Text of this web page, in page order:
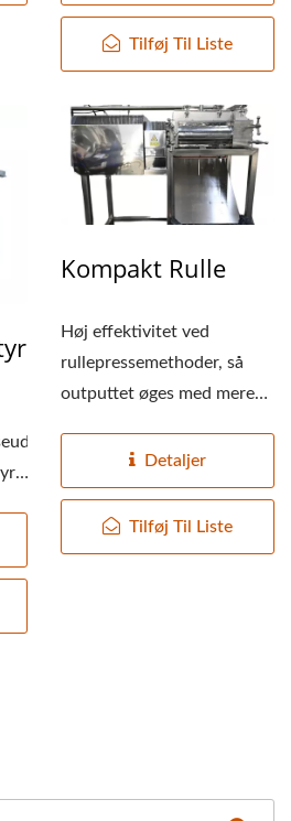
KØD
VEGANSK
KØD
TOFU
OG UDSTYR,
/ LEDER
OG
HØJESTE
I
Tilføj Til Liste
Kompakt Rulle
Høj effektivitet ved
rullepressemethoder, så
outputtet øges med mere
koncentration...
Detaljer
Tilføj Til Liste